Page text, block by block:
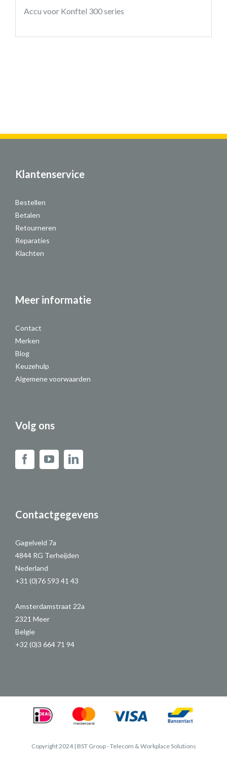
Accu voor Konftel 300 series
Klantenservice
Bestellen
Betalen
Retourneren
Reparaties
Klachten
Meer informatie
Contact
Merken
Blog
Keuzehulp
Algemene voorwaarden
Volg ons
Contactgegevens
Gagelveld 7a
4844 RG Terheijden
Nederland
+31 (0)76 593 41 43
Amsterdamstraat 22a
2321 Meer
Belgie
+32 (0)3 664 71 94
Copyright 2024 | BST Group - Telecom & Workplace Solutions